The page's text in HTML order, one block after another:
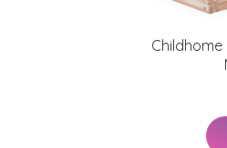
Childhome